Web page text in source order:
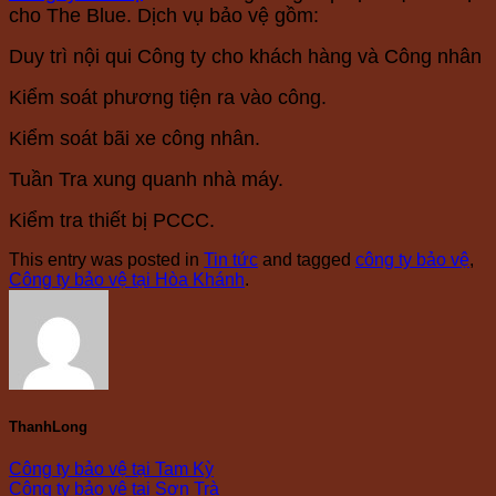
cho The Blue. Dịch vụ bảo vệ gồm:
Duy trì nội qui Công ty cho khách hàng và Công nhân
Kiểm soát phương tiện ra vào công.
Kiểm soát bãi xe công nhân.
Tuần Tra xung quanh nhà máy.
Kiểm tra thiết bị PCCC.
This entry was posted in Tin tức and tagged công ty bảo vệ,
Công ty bảo vệ tại Hòa Khánh.
ThanhLong
Công ty bảo vệ tại Tam Kỳ
Công ty bảo vệ tại Sơn Trà